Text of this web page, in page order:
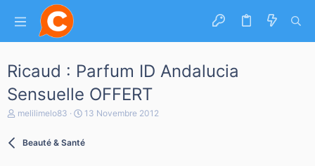
Ricaud : Parfum ID Andalucia
Sensuelle OFFERT
A
melilimelo83
D
e
13 Novembre 2012
Beauté & Santé